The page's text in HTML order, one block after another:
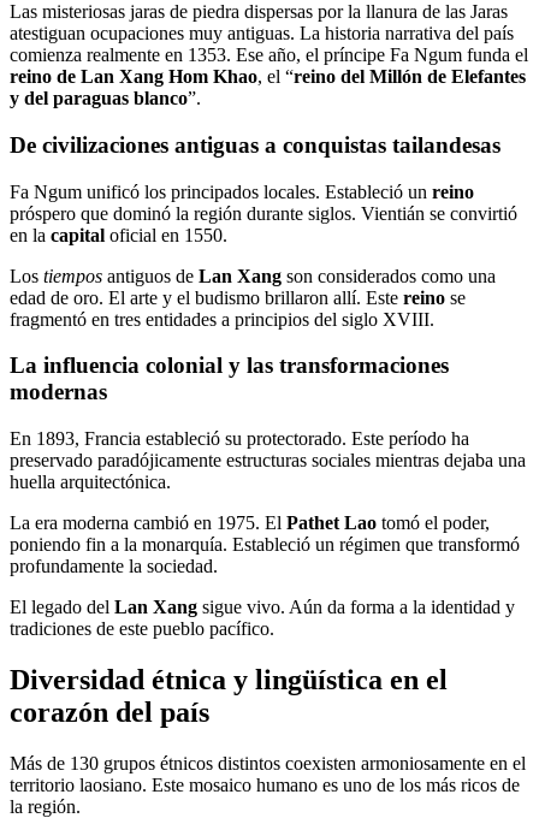
Las misteriosas jaras de piedra dispersas por la llanura de las Jaras
atestiguan ocupaciones muy antiguas. La historia narrativa del país
comienza realmente en 1353. Ese año, el príncipe Fa Ngum funda el
reino de Lan Xang Hom Khao, el “reino del Millón de Elefantes
y del paraguas blanco”.
De civilizaciones antiguas a conquistas tailandesas
Fa Ngum unificó los principados locales. Estableció un reino
próspero que dominó la región durante siglos. Vientián se convirtió
en la capital oficial en 1550.
Los tiempos antiguos de Lan Xang son considerados como una
edad de oro. El arte y el budismo brillaron allí. Este reino se
fragmentó en tres entidades a principios del siglo XVIII.
La influencia colonial y las transformaciones
modernas
En 1893, Francia estableció su protectorado. Este período ha
preservado paradójicamente estructuras sociales mientras dejaba una
huella arquitectónica.
La era moderna cambió en 1975. El Pathet Lao tomó el poder,
poniendo fin a la monarquía. Estableció un régimen que transformó
profundamente la sociedad.
El legado del Lan Xang sigue vivo. Aún da forma a la identidad y
tradiciones de este pueblo pacífico.
Diversidad étnica y lingüística en el
corazón del país
Más de 130 grupos étnicos distintos coexisten armoniosamente en el
territorio laosiano. Este mosaico humano es uno de los más ricos de
la región.